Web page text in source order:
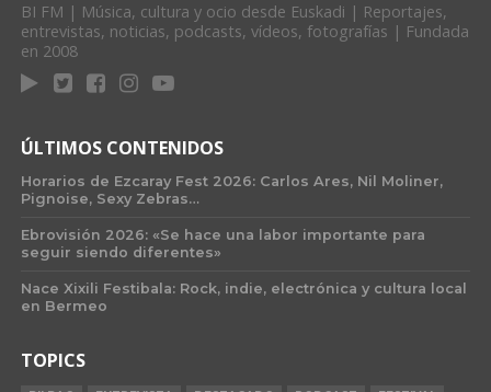
BI FM | Música, cultura y ocio desde Euskadi | Reportajes,
entrevistas, noticias, podcasts, vídeos, fotografías | Fundada
en 2008
ÚLTIMOS CONTENIDOS
Horarios de Ezcaray Fest 2026: Carlos Ares, Nil Moliner,
Pignoise, Sexy Zebras…
Ebrovisión 2026: «Se hace una labor importante para
seguir siendo diferentes»
Nace Xixili Festibala: Rock, indie, electrónica y cultura local
en Bermeo
TOPICS